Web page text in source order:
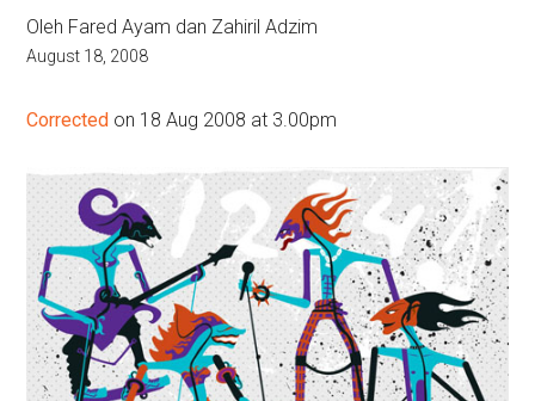
Culture
Oleh Fared Ayam dan Zahiril Adzim
August 18, 2008
Corrected on 18 Aug 2008 at 3.00pm